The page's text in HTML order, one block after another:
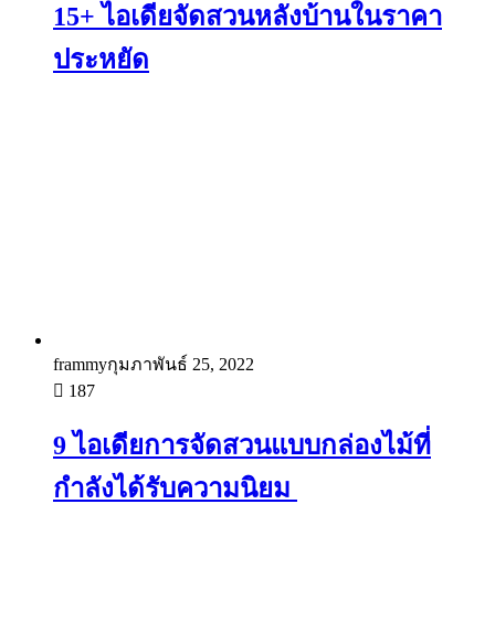
15+ ไอเดียจัดสวนหลังบ้านในราคา
ประหยัด
frammyกุมภาพันธ์ 25, 2022
187
9 ไอเดียการจัดสวนแบบกล่องไม้ที่
กำลังได้รับความนิยม